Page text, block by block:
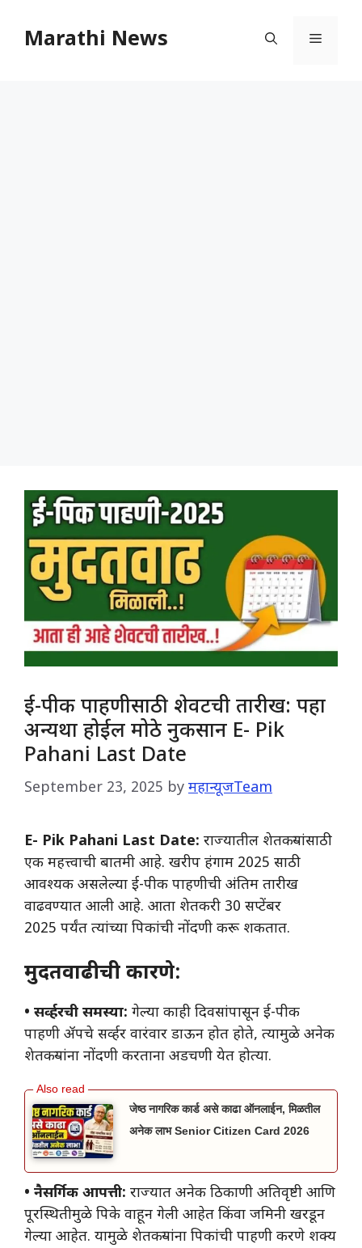
Marathi News Menu
ई-पीक पाहणीसाठी शेवटची तारीख: पहा
अन्यथा होईल मोठे नुकसान E- Pik
Pahani Last Date
September 23, 2025 by महान्यूजTeam
E- Pik Pahani Last Date: राज्यातील शेतकऱ्यांसाठी
एक महत्त्वाची बातमी आहे. खरीप हंगाम 2025 साठी
आवश्यक असलेल्या ई-पीक पाहणीची अंतिम तारीख
वाढवण्यात आली आहे. आता शेतकरी 30 सप्टेंबर
2025 पर्यंत त्यांच्या पिकांची नोंदणी करू शकतात.
मुदतवाढीची कारणे:
• सर्व्हरची समस्या: गेल्या काही दिवसांपासून ई-पीक
पाहणी ॲपचे सर्व्हर वारंवार डाऊन होत होते, त्यामुळे अनेक
शेतकऱ्यांना नोंदणी करताना अडचणी येत होत्या.
जेष्ठ नागरिक कार्ड असे काढा ऑनलाईन, मिळतील
अनेक लाभ Senior Citizen Card 2026
• नैसर्गिक आपत्ती: राज्यात अनेक ठिकाणी अतिवृष्टी आणि
पूरस्थितीमुळे पिके वाहून गेली आहेत किंवा जमिनी खरडून
गेल्या आहेत. यामुळे शेतकऱ्यांना पिकांची पाहणी करणे शक्य